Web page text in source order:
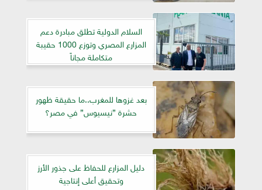
السلام الدولية تطلق مبادرة دعم
المزارع المصري وتوزع 1000 حقيبة
متكاملة مجاناً
​بعد غزوها للمغرب..ما حقيقة ظهور
حشرة ”نيسيوس” في مصر؟
دليل المزارع للحفاظ على جذور الأرز
وتحقيق أعلى إنتاجية